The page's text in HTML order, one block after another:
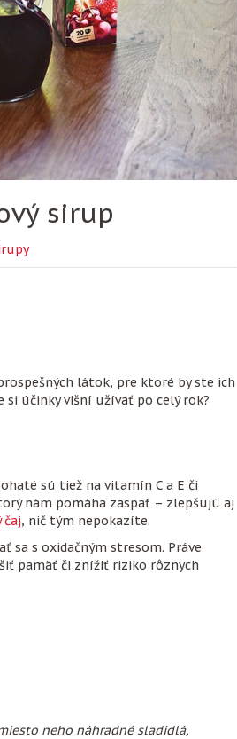
sirup
látok, pre ktoré by ste ich
účinky višní užívať po celý rok?
sú tiež na vitamín C a E či
nám pomáha zaspať – zlepšujú aj
čaj, nič tým nepokazíte.
sa s oxidačným stresom. Práve
pamäť či znížiť riziko rôznych
neho náhradné sladidlá,